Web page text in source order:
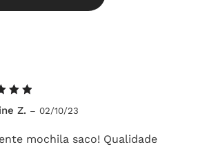
5 Z. – 02/10/23
mochila saco! Qualidade